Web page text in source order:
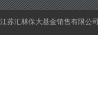
江苏汇林保大基金销售有限公司